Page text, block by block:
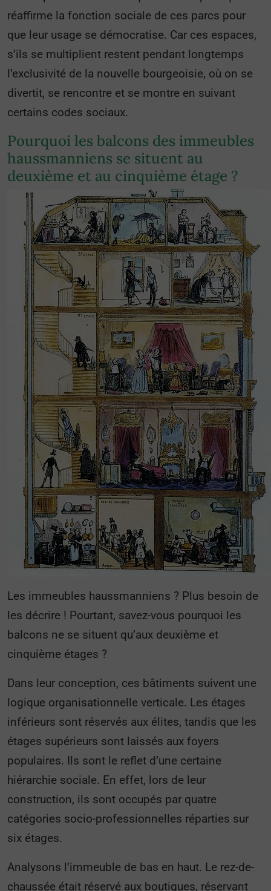
réaffirme la fonction sociale de ces parcs pour
que leur usage se démocratise. Car ces espaces,
s’ils se multiplient restent pendant longtemps
l’exclusivité de la nouvelle bourgeoisie, où on se
divertit, se rencontre et se montre en suivant
certains codes sociaux.
Pourquoi les balcons des immeubles
haussmanniens se situent au
deuxième et au cinquième étage ?
Les immeubles haussmanniens ? Plus besoin de
les décrire ! Pourtant, savez-vous pourquoi les
balcons ne se situent qu’aux deuxième et
cinquième étages ?
Dans leur conception, ces bâtiments suivent une
logique organisationnelle verticale. Les étages
inférieurs sont réservés aux élites, tandis que les
étages supérieurs sont laissés aux foyers
populaires. Ils sont le reflet d’une certaine
hiérarchie sociale. En effet, lors de leur
construction, ils sont occupés par quatre
catégories socio-professionnelles réparties sur
six étages.
Analysons l’immeuble de bas en haut. Le rez-de-
chaussée était réservé aux boutiques, réservant